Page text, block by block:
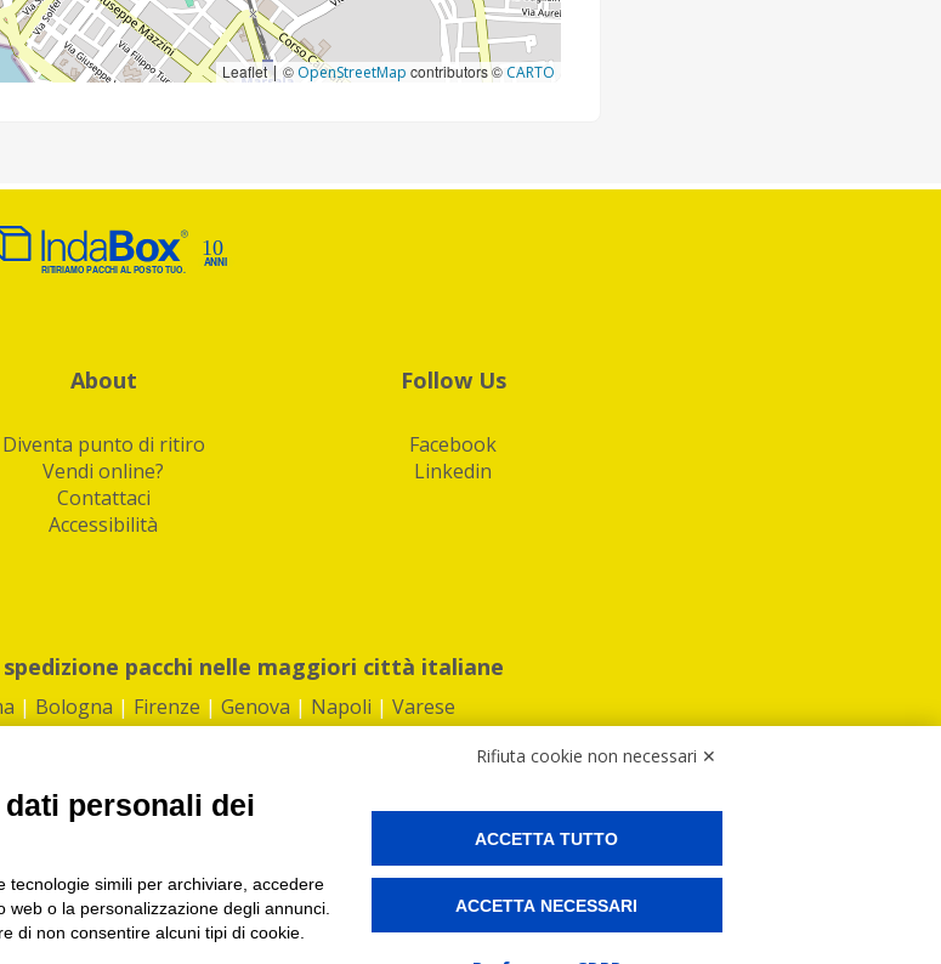
Leaflet| © OpenStreetMap contributors ©CARTO
About
Diventa punto di ritiro
Vendi online?
Contattaci
Accessibilità
Follow Us
Facebook
Linkedin
pacchi nelle maggiori città italiane
| Bologna | Firenze | Genova | Napoli | Varese
| Cap.Soc.: 50.000€ |Whistleblowing|Privacy|Preferenze Cookies
Edicole e Kipoint per ritirare i tuoi acquisti online e spedire i tuoi pacchi.
Rifiuta cookie non necessari ✕
personali dei
tecnologie simili per archiviare, accedere
o la personalizzazione degli annunci.
di non consentire alcuni tipi di cookie.
ACCETTA TUTTO
ACCETTA NECESSARI